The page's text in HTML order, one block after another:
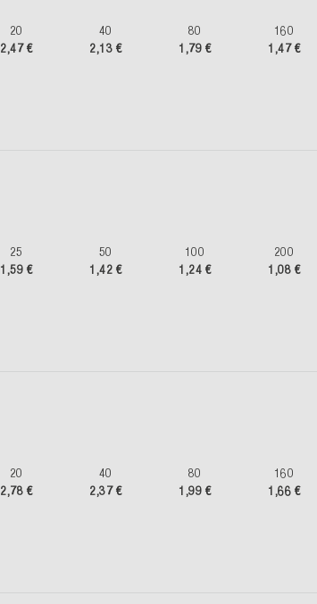
20
2,47 €
40
2,13 €
80
1,79 €
160
1,47 €
25
1,59 €
50
1,42 €
100
1,24 €
200
1,08 €
20
2,78 €
40
2,37 €
80
1,99 €
160
1,66 €